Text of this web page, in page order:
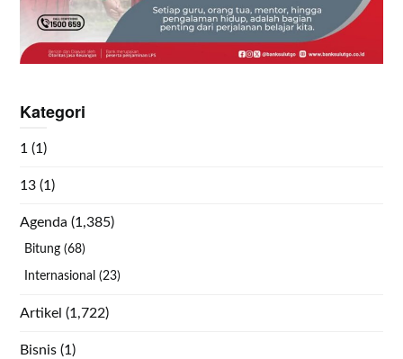
Kategori
1 (1)
13 (1)
Agenda (1,385)
Bitung (68)
Internasional (23)
Artikel (1,722)
Bisnis (1)